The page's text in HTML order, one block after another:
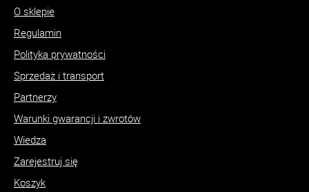
O sklepie
Regulamin
Polityka prywatności
Sprzedaż i transport
Partnerzy
Warunki gwarancji i zwrotów
Wiedza
Zarejestruj się
Koszyk